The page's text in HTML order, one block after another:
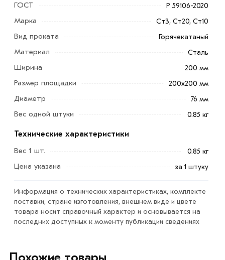
Оголовок СВ 76 мм 200х200 мм - обязательный
элемент свайного фундамента. Он надевается на верх
сваи, на него уже монтируются опорные балки.
Используется: фундаменты на сваях (частные дома,
склады, производственные здания); опоры мостов,
Металлопрокат обеспечивает устойчивость и
основанию.
Для приобретения данной позиции, кликните мышкой
«Добавить в корзину»или нажмите на кнопку
«Быстрый заказ»
. Также можете купить позвонив по
Условия доставки и цены на товар Оголовок СВ 76 мм
ГОСТ Р 59106-2020
Марка Ст3, Ст20, Ст10
Вид проката Горячекатаный
Материал Сталь
Ширина 200 мм
Размер площадки 200х200 мм
Диаметр 76 мм
Вес одной штуки 0.85 кг
Технические характеристики
Вес 1 шт.
0.85 кг
Цена указана за 1 штуку
Информация о технических характеристиках, комплекте
поставки, стране изготовления, внешнем виде и цвете
товара носит справочный характер и основывается на
последних доступных к моменту публикации сведениях